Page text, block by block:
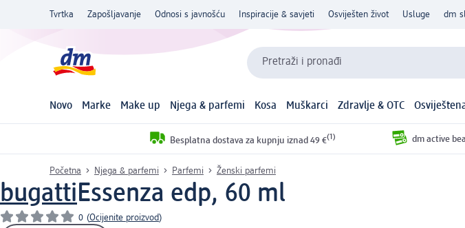
Tvrtka Zapošljavanje Odnosi s javnošću Inspiracije & savjeti Osviješten život Usluge dm
Pretraži i pronađi
Novo Marke Make up Njega & parfemi Kosa Muškarci Zdravlje & OTC
Besplatna dostava za kupnju iznad 49 €(1) dm active
Početna Njega & parfemi Parfemi Ženski parfemi
bugattiEssenza edp, 60 ml
0 (Ocijenite proizvod)